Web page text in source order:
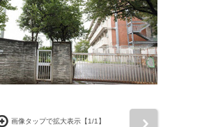
画像タップで拡大表示【1/1】